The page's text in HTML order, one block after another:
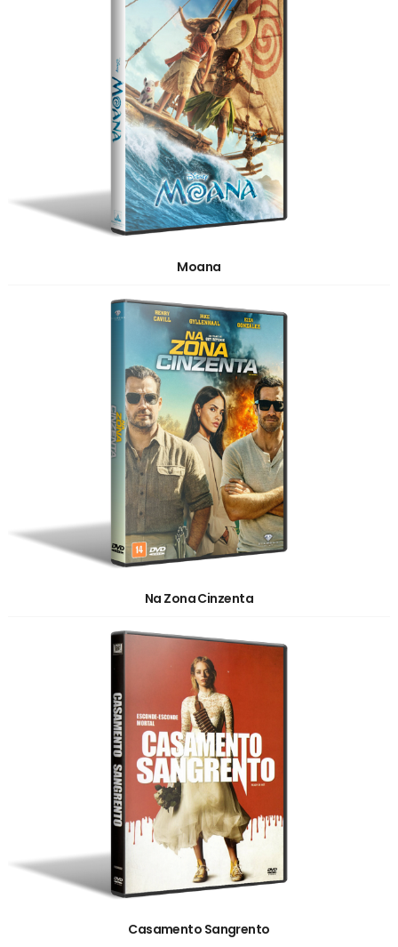
Moana
Na Zona Cinzenta
Casamento Sangrento